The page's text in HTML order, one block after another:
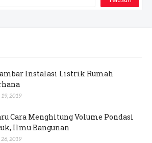
Instalasi Listrik Rumah
2019
Cara Menghitung Volume Pondasi
Ilmu Bangunan
2019